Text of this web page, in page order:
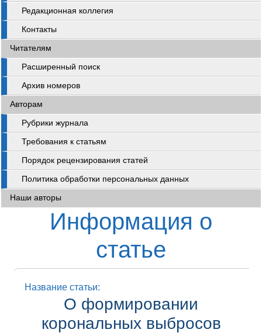
Редакционная коллегия
Контакты
Читателям
Расширенный поиск
Архив номеров
Авторам
Рубрики журнала
Требования к статьям
Порядок рецензирования статей
Политика обработки персональных данных
Наши авторы
Информация о
статье
Название статьи:
О формировании
корональных выбросов